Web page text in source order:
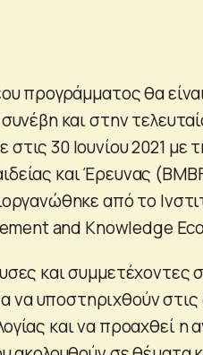
προγράμματος θα
και στην
30 Ιουνίου 2021 με
και Έρευνας
από το
and Knowledge
και συμμετέχοντες
υποστηριχθούν στις
και να προαχθεί η